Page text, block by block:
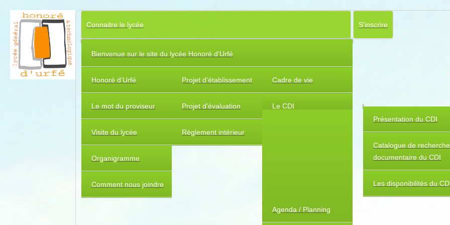
Connaitre le lycée
Bienvenue sur le site du lycée Honoré d'Urfé
Honoré d'Urfé
Le mot du proviseur
Visite du lycée
Organigramme
Comment nous joindre
Projet d'établissement
Projet d'évaluation
Règlement intérieur
Cadre de vie
Le CDI
Présentation du CDI
Catalogue de recherche
documentaire du CDI
Les disponibilités du
Agenda / Planning
S'inscrire